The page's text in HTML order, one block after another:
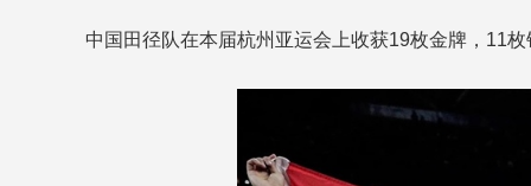
中国田径队在本届杭州亚运会上收获19枚金牌，11